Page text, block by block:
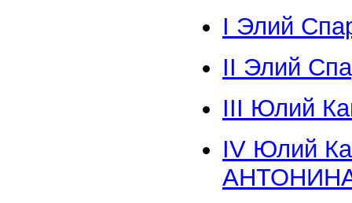
I Элий
II Элий
III Юлий
IV Юлий